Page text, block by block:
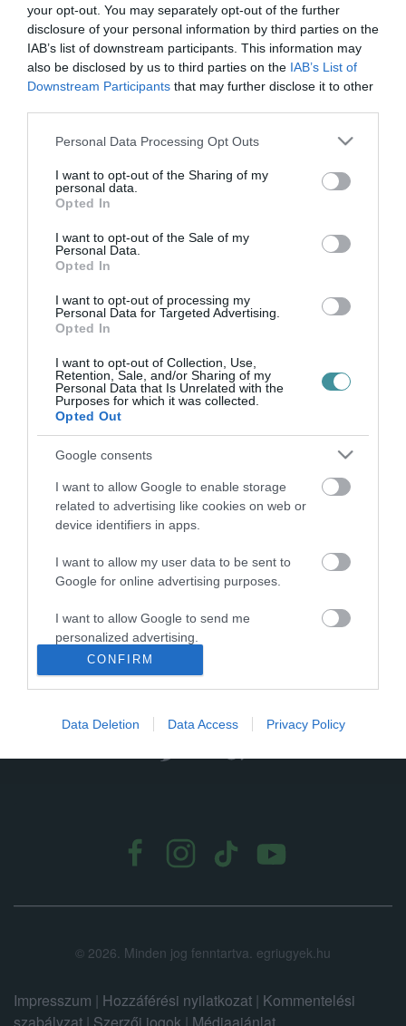
your opt-out. You may separately opt-out of the further
disclosure of your personal information by third parties on the
IAB’s list of downstream participants. This information may
also be disclosed by us to third parties on the IAB’s List of
Downstream Participants that may further disclose it to other
Please note that this website/app uses one or more Google
not limited to your visit or usage behaviour. You may click to
grant or deny consent to Google and its third-party tags to
use your data for below specified purposes in below Google
consent section.
Personal Data Processing Opt Outs
I want to opt-out of the Sharing of my
personal data.
Opted In
I want to opt-out of the Sale of my
Personal Data.
Opted In
I want to opt-out of processing my
Personal Data for Targeted Advertising.
Opted In
I want to opt-out of Collection, Use,
Retention, Sale, and/or Sharing of my
Personal Data that Is Unrelated with the
Purposes for which it was collected.
Opted Out
Google consents
I want to allow Google to enable storage
related to advertising like cookies on web or
device identifiers in apps.
I want to allow my user data to be sent to
Google for online advertising purposes.
I want to allow Google to send me
personalized advertising.
I want to allow Google to enable storage
related to analytics like cookies on web or
I want to allow Google to enable storage
CONFIRM
Data Deletion Data Access Privacy Policy
ROSTÁS BEA PIROS: NEM CSAK A GYEREKEKNEK KELL AZ, HOGY
ELISMERJÉK, AMIT CSINÁLNAK (VIDEÓ)
2022. január 24
Eger ügye
Idén is díjazták az egri kiválóságokat a Magyar Kultúra Napja
polgárme...
IDÉN EGY ÉPÍTŐIPARI CÉG ÉS EGY ÉTTEREM KAPOTT PRO AGRIA
GAZDASÁGI SZAKMAI DÍJAT – FOTÓK
Szerdán kora este, a Városháza Dísztermében rendezte meg az
Önkormányzat a “Pro Agria” Szakmai Díj átadó estjét. Mirkóczki
amelyen j...
– AJÁNLÁSOKAT VÁR EGER ÖNKORMÁNYZATA
2022. május 19| Eger ügye
Kitüntetésekre vár ajánlást az önkormányzat augusztus 20-a
alkalmából – írja az EgerInfo. Az alábbi elismerésekre várnak
ŐKET DÍJAZTA EGER ÖNKORMÁNYZATA
2025. október 23| Csarnó Ákos |
Eger Megyei Jogú Város Önkormányzatának Közgyűlése Pro
Agria szakmai díjat adományoz a nevelés, oktatás területén Tóth
György részére. Tóth György a Wigner Jenő Műszaki, Informatikai
© 2026. Minden jog fenntartva. egriugyek.hu
Impresszum | Hozzáférési nyilatkozat | Kommentelési
szabályzat | Szerzői jogok | Médiaajánlat